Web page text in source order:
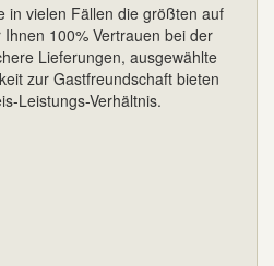
in vielen Fällen die größten auf
100% Vertrauen bei der
Lieferungen, ausgewählte
zur Gastfreundschaft bieten
Leistungs-Verhältnis.